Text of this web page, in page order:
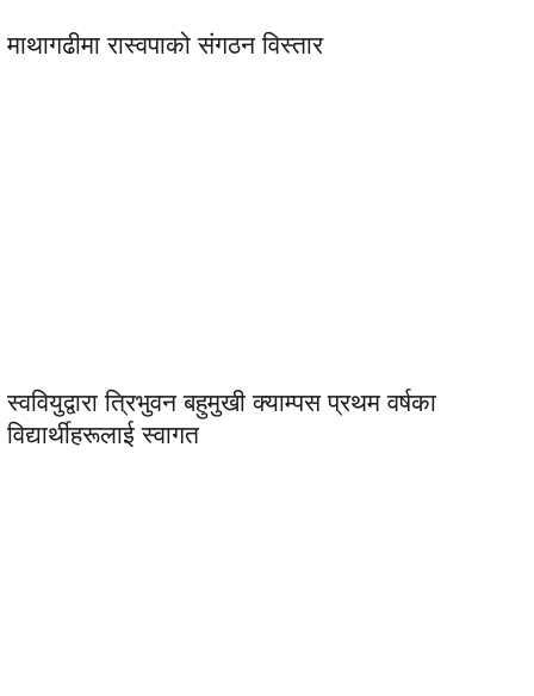
माथागढीमा रास्वपाको संगठन विस्तार
स्ववियुद्वारा त्रिभुवन बहुमुखी क्याम्पस प्रथम वर्षका
विद्यार्थीहरूलाई स्वागत